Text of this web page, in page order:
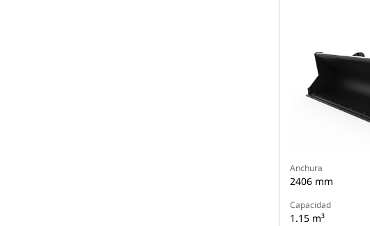
Anchura
2406 mm
Capacidad
1.15 m³